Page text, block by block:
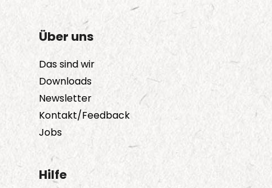
Über uns
Das sind wir
Downloads
Newsletter
Kontakt/Feedback
Jobs
Hilfe